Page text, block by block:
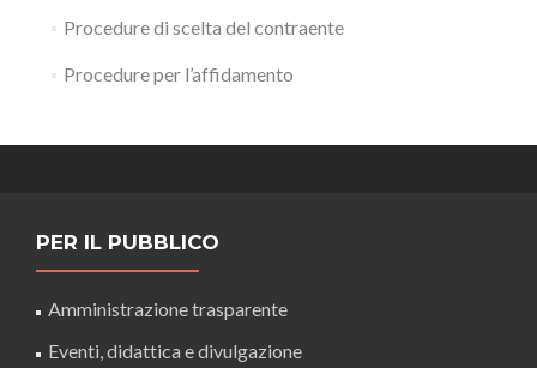
Procedure di scelta del contraente
Procedure per l’affidamento
PER IL PUBBLICO
Amministrazione trasparente
Eventi, didattica e divulgazione